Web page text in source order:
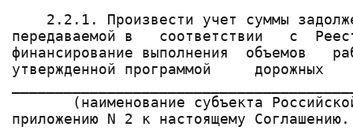
2.2.1. Произвести учет суммы
передаваемой в   соответствии   с
финансирование выполнения  объемов
утвержденной программой
(наименование субъекта